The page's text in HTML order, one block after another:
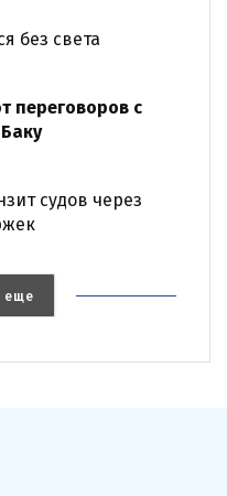
без света
переговоров с
судов через
еще